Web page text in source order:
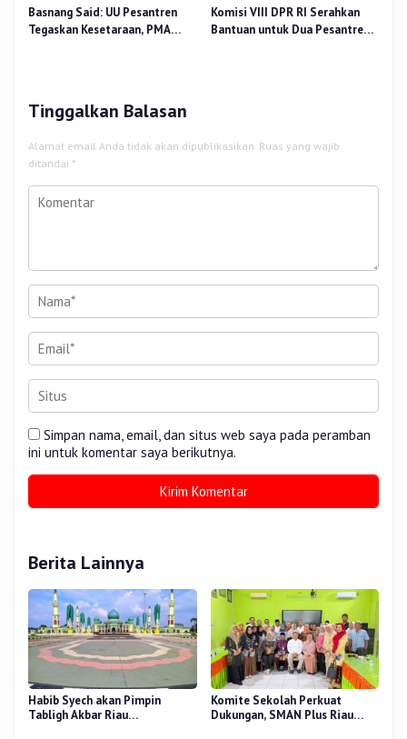
Basnang Said: UU Pesantren
Tegaskan Kesetaraan, PMA
Komisi VIII DPR RI Serahkan
Bantuan untuk Dua Pesantren
Tinggalkan Balasan
Alamat email Anda tidak akan dipublikasikan. Ruas yang wajib
ditandai *
Simpan nama, email, dan situs web saya pada peramban
ini untuk komentar saya berikutnya.
Berita Lainnya
Habib Syech akan Pimpin
Tabligh Akbar Riau
Komite Sekolah Perkuat
Dukungan, SMAN Plus Riau